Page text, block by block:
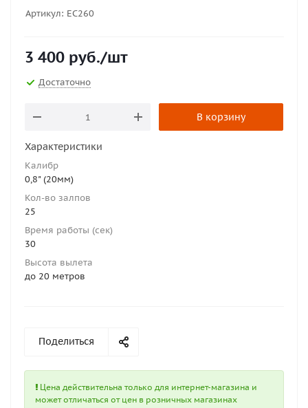
Артикул: ЕС260
3 400 руб./шт
Достаточно
В корзину
Характеристики
Калибр
0,8" (20мм)
Кол-во залпов
25
Время работы (сек)
30
Высота вылета
до 20 метров
Поделиться
Цена действительна только для интернет-магазина и
может отличаться от цен в розничных магазинах